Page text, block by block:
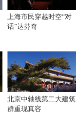
上海市民穿越时空“对
话”达芬奇
北京中轴线第二大建筑
群重现真容